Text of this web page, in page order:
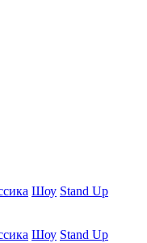
Шоу Stand Up
Шоу Stand Up